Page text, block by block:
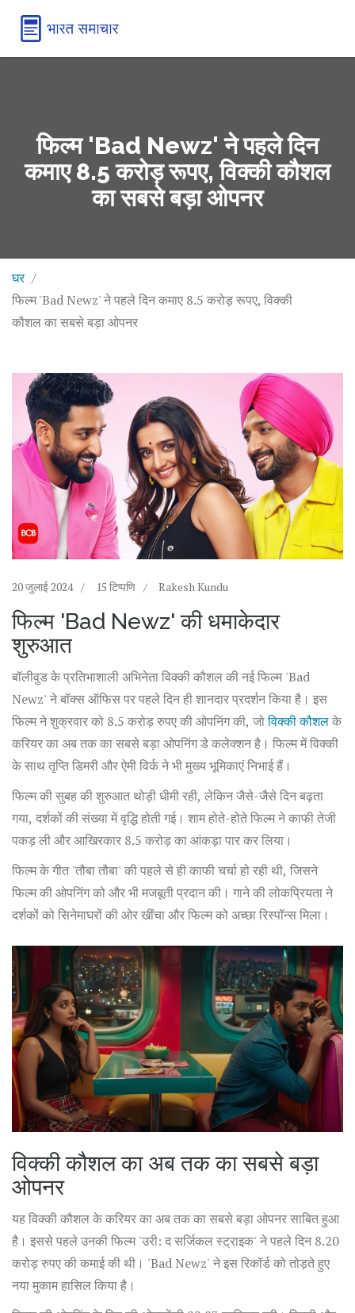
फिल्म 'Bad Newz' ने पहले दिन
कमाए 8.5 करोड़ रूपए, विक्की कौशल
का सबसे बड़ा ओपनर
घर
फिल्म 'Bad Newz' ने पहले दिन कमाए 8.5 करोड़ रूपए, विक्की
कौशल का सबसे बड़ा ओपनर
20 जुलाई 2024 15 टिप्पणि Rakesh Kundu
फिल्म 'Bad Newz' की धमाकेदार
शुरुआत
बॉलीवुड के प्रतिभाशाली अभिनेता विक्की कौशल की नई फिल्म 'Bad
Newz' ने बॉक्स ऑफिस पर पहले दिन ही शानदार प्रदर्शन किया है। इस
फिल्म ने शुक्रवार को 8.5 करोड़ रुपए की ओपनिंग की, जोविक्की कौशलके
करियर का अब तक का सबसे बड़ा ओपनिंग डे कलेक्शन है। फिल्म में विक्की
के साथ तृप्ति डिमरी और ऐमी विर्क ने भी मुख्य भूमिकाएं निभाई हैं।
फिल्म की सुबह की शुरुआत थोड़ी धीमी रही, लेकिन जैसे-जैसे दिन बढ़ता
गया, दर्शकों की संख्या में वृद्धि होती गई। शाम होते-होते फिल्म ने काफी तेजी
पकड़ ली और आखिरकार 8.5 करोड़ का आंकड़ा पार कर लिया।
फिल्म के गीत 'तौबा तौबा' की पहले से ही काफी चर्चा हो रही थी, जिसने
फिल्म की ओपनिंग को और भी मजबूती प्रदान की। गाने की लोकप्रियता ने
दर्शकों को सिनेमाघरों की ओर खींचा और फिल्म को अच्छा रिस्पॉन्स मिला।
विक्की कौशल का अब तक का सबसे बड़ा
ओपनर
यह विक्की कौशल के करियर का अब तक का सबसे बड़ा ओपनर साबित हुआ
है। इससे पहले उनकी फिल्म 'उरी: द सर्जिकल स्ट्राइक' ने पहले दिन 8.20
करोड़ रुपए की कमाई की थी। 'Bad Newz' ने इस रिकॉर्ड को तोड़ते हुए
नया मुकाम हासिल किया है।